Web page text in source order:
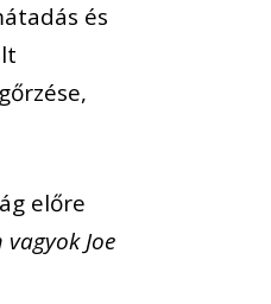
és
előre
vagyok Joe